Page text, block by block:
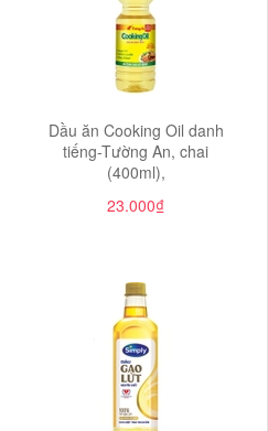
Dầu ăn Cooking Oil danh
tiếng-Tường An, chai
(400ml),
23.000₫